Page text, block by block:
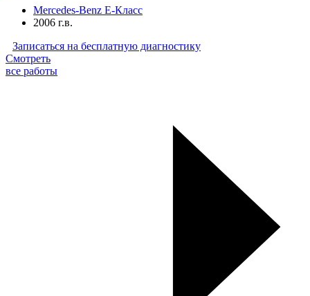
Mercedes-Benz E-Класс
2006 г.в.
Записаться на бесплатную диагностику
Смотреть
все работы